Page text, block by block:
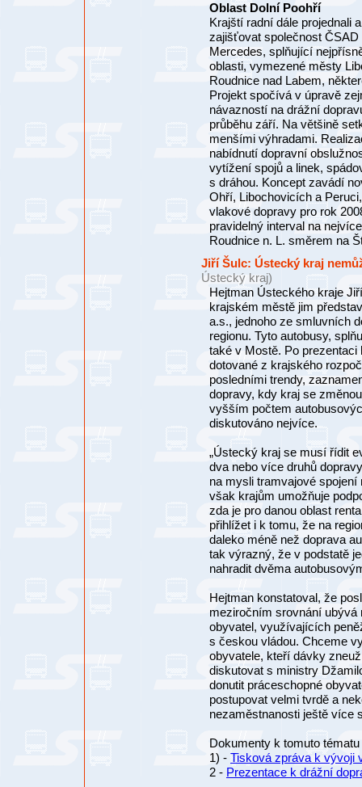
Oblast Dolní Poohří
Krajští radní dále projednali
zajišťovat společnost
Mercedes, splňující
oblasti, vymezené městy
Roudnice nad Labem,
Projekt spočívá v úpravě
návazností na drážní
průběhu září. Na většině
menšími výhradami.
nabídnutí dopravní
vytížení spojů a linek,
s dráhou. Koncept zavádí
Ohří, Libochovicích a
vlakové dopravy pro rok
pravidelný interval na
Roudnice n. L. směrem na
Jiří Šulc: Ústecký kraj
Ústecký kraj)
Hejtman Ústeckého kraje
krajském městě jim
a.s., jednoho ze smluvních
regionu. Tyto autobusy,
také v Mostě. Po
dotované z krajského
posledními trendy,
dopravy, kdy kraj se
vyšším počtem
diskutováno nejvíce.
„Ústecký kraj se musí řídit
dva nebo více druhů
na mysli tramvajové
však krajům umožňuje
zda je pro danou oblast
přihlížet i k tomu, že na
daleko méně než doprava
tak výrazný, že v podstatě
nahradit dvěma
Hejtman konstatoval, že
meziročním srovnání
obyvatel, využívajících
s českou vládou. Chceme
obyvatele, kteří dávky
diskutovat s ministry
donutit práceschopné
postupovat velmi tvrdě a
nezaměstnanosti ještě více
Dokumenty k tomuto
1) - Tisková zpráva k vývoji
2 - Prezentace k drážní